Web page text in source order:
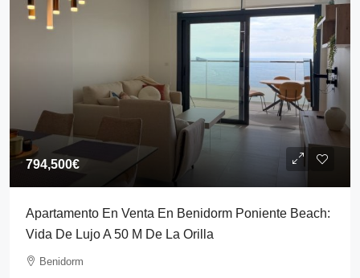
794,500€
Apartamento En Venta En Benidorm Poniente Beach:
Vida De Lujo A 50 M De La Orilla
Benidorm